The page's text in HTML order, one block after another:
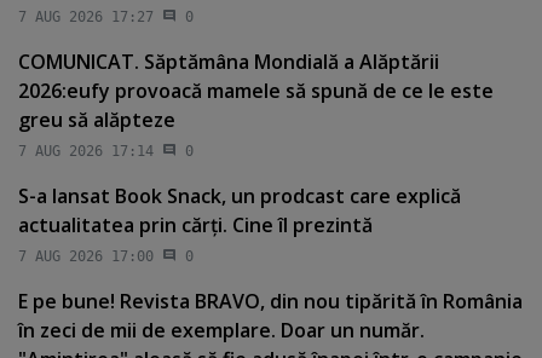
7 AUG 2026 17:27 0
COMUNICAT. Săptămâna Mondială a Alăptării
2026:eufy provoacă mamele să spună de ce le este
greu să alăpteze
7 AUG 2026 17:14 0
S-a lansat Book Snack, un prodcast care explică
actualitatea prin cărţi. Cine îl prezintă
7 AUG 2026 17:00 0
E pe bune! Revista BRAVO, din nou tipărită în România
în zeci de mii de exemplare. Doar un număr.